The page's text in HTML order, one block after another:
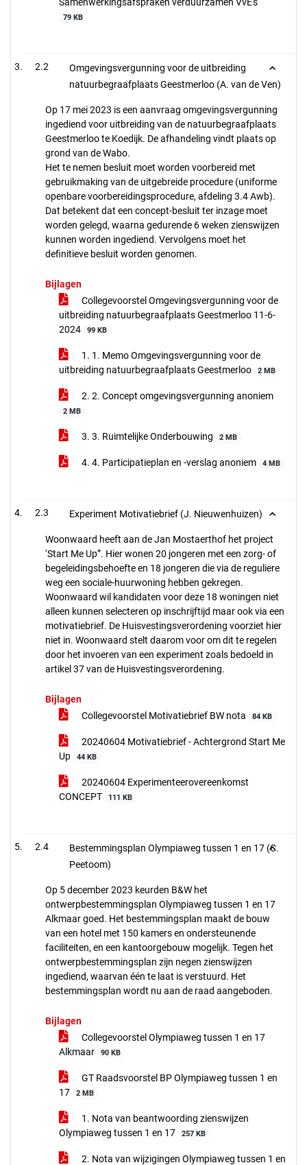
79 KB
2.2
Omgevingsvergunning voor de uitbreiding
natuurbegraafplaats Geestmerloo (A. van de Ven)
Op 17 mei 2023 is een aanvraag omgevingsvergunning
ingediend voor uitbreiding van de natuurbegraafplaats
Geestmerloo te Koedijk. De afhandeling vindt plaats op
grond van de Wabo.
Het te nemen besluit moet worden voorbereid met
gebruikmaking van de uitgebreide procedure (uniforme
openbare voorbereidingsprocedure, afdeling 3.4 Awb).
Dat betekent dat een concept-besluit ter inzage moet
worden gelegd, waarna gedurende 6 weken zienswijzen
kunnen worden ingediend. Vervolgens moet het
definitieve besluit worden genomen.
Bijlagen
Collegevoorstel Omgevingsvergunning voor de
uitbreiding natuurbegraafplaats Geestmerloo 11-6-
2024
99 KB
1. 1. Memo Omgevingsvergunning voor de
uitbreiding natuurbegraafplaats Geestmerloo
2 MB
2. 2. Concept omgevingsvergunning anoniem
2 MB
3. 3. Ruimtelijke Onderbouwing 2 MB
4. 4. Participatieplan en -verslag anoniem 4 MB
2.3 Experiment Motivatiebrief (J. Nieuwenhuizen)
Woonwaard heeft aan de Jan Mostaerthof het project
‘Start Me Up”. Hier wonen 20 jongeren met een zorg- of
begeleidingsbehoefte en 18 jongeren die via de reguliere
weg een sociale-huurwoning hebben gekregen.
Woonwaard wil kandidaten voor deze 18 woningen niet
alleen kunnen selecteren op inschrijftijd maar ook via een
motivatiebrief. De Huisvestingsverordening voorziet hier
niet in. Woonwaard stelt daarom voor om dit te regelen
door het invoeren van een experiment zoals bedoeld in
artikel 37 van de Huisvestingsverordening.
Bijlagen
Collegevoorstel Motivatiebrief BW nota
84 KB
20240604 Motivatiebrief - Achtergrond Start Me
Up
44 KB
20240604 Experimenteerovereenkomst
CONCEPT
111 KB
2.4
Bestemmingsplan Olympiaweg tussen 1 en 17 (C.
Peetoom)
Op 5 december 2023 keurden B&W het
ontwerpbestemmingsplan Olympiaweg tussen 1 en 17
Alkmaar goed. Het bestemmingsplan maakt de bouw
van een hotel met 150 kamers en ondersteunende
faciliteiten, en een kantoorgebouw mogelijk. Tegen het
ontwerpbestemmingsplan zijn negen zienswijzen
ingediend, waarvan één te laat is verstuurd. Het
bestemmingsplan wordt nu aan de raad aangeboden.
Bijlagen
Collegevoorstel Olympiaweg tussen 1 en 17
Alkmaar
90 KB
GT Raadsvoorstel BP Olympiaweg tussen 1 en
17
2 MB
1. Nota van beantwoording zienswijzen
Olympiaweg tussen 1 en 17
257 KB
2. Nota van wijzigingen Olympiaweg tussen 1 en